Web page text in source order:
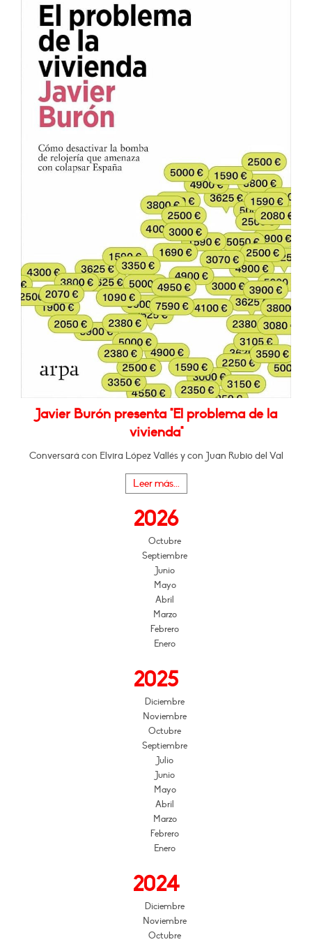
Javier Burón presenta "El problema de la
vivienda"
Conversará con Elvira López Vallés y con Juan Rubio del Val
Leer más...
2026
Octubre
Septiembre
Junio
Mayo
Abril
Marzo
Febrero
Enero
2025
Diciembre
Noviembre
Octubre
Septiembre
Julio
Junio
Mayo
Abril
Marzo
Febrero
Enero
2024
Diciembre
Noviembre
Octubre